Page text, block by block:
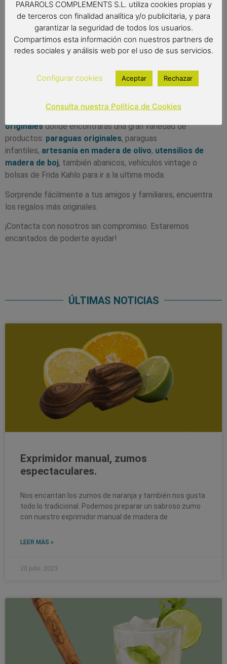
divertidos!
¿Qué Puedo Regalar? ¡Cuántas veces te habrás hecho esta
pregunta! Para ayudarte, te ofrecemos varias opciones…
¿Quieres regalar un
paraguas de calidad
resistente y de calidad? ¿Oobjetos artesanos
en madera de olivoo enmadera de boj
? ¿Y qué tal un
originalesdónde encontrarás una gran variedad de
productos: paraguas originales, paraguas
infantiles, artesanía en madera de olivo, utensilios de
madera de boj, también abanicos, vehículos vintage o
bolsas de Frida Kahlo para ir a la ultima moda.
Sorprende fácilmente a tus amigos y familiares; encuentra
los regalos más originales.
¡Contacta con nosotros sin compromiso. Estaremos
encantados de poderte ayudar!
ÚLTIMAS NOTICIAS
Exprimidor manual, zumos
espectaculares.
Nos encantan los zumos de naranja y también nos gusta
todo lo tradicional. Podemos preparar un sabroso zumo
con nuestro exprimidor manual de madera de
LEER MÁS »
20 julio, 2023
PARAROLS COMPLEMENTS S.L. utiliza cookies propias y
de terceros con finalidad analítica y/o publicitaria, y para
garantizar la seguridad de todos los usuarios.
Compartimos esta información con nuestros partners de
redes sociales y análisis web por el uso de sus servicios.
Configurar cookies Aceptar Rechazar
Consulta nuestra Política de Cookies